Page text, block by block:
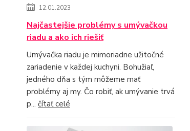
12.01.2023
Najčastejšie problémy s umývačkou
riadu a ako ich riešiť
Umývačka riadu je mimoriadne užitočné
zariadenie v každej kuchyni. Bohužiaľ,
jedného dňa s tým môžeme mať
problémy aj my. Čo robiť, ak umývanie trvá
p... čítať celé